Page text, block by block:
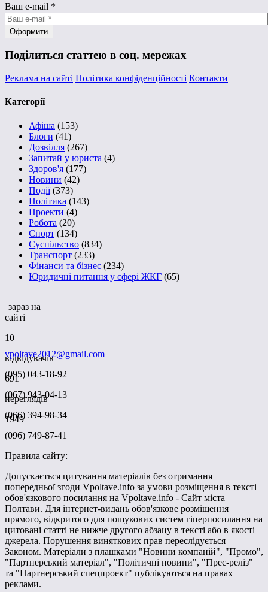
Ваш e-mail *
Поділиться статтею в соц. мережах
Реклама на сайті Політика конфіденційності Контакти
Категорії
Афіша (153)
Блоги (41)
Дозвілля (267)
Запитай у юриста (4)
Здоров'я (177)
Новини (42)
Події(373)
Політика (143)
Проекти (4)
Робота (20)
Спорт (134)
Суспільство (834)
Транспорт (233)
Фінанси та бізнес (234)
Юридичні питання у сфері ЖКГ (65)
зараз на
сайті
10
відвідувачів
691
переглядів
1949
vpoltave2012@gmail.com
(095) 043-18-92
(067) 943-04-13
(066) 394-98-34
(096) 749-87-41
Правила сайту:
Допускається цитування матеріалів без отримання
попередньої згоди Vpoltave.info за умови розміщення в тексті
обов'язкового посилання на Vpoltave.info - Сайт міста
Полтави. Для інтернет-видань обов'язкове розміщення
прямого, відкритого для пошукових систем гіперпосилання на
цитовані статті не нижче другого абзацу в тексті або в якості
джерела. Порушення виняткових прав переслідується
Законом. Матеріали з плашками "Новини компаній", "Промо",
"Партнерський матеріал", "Політичні новини", "Прес-реліз"
та "Партнерський спецпроект" публікуються на правах
реклами.